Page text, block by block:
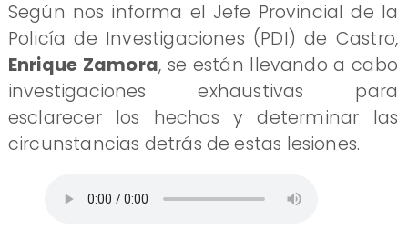
Según nos informa el Jefe Provincial de la
Policía de Investigaciones (PDI) de Castro,
Enrique Zamora, se están llevando a cabo
investigaciones exhaustivas para
esclarecer los hechos y determinar las
circunstancias detrás de estas lesiones.